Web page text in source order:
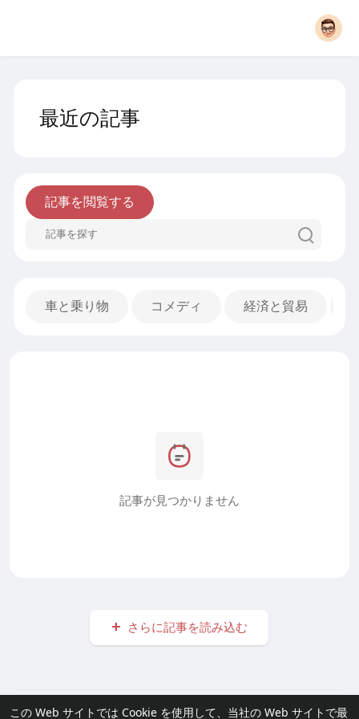
この Web サイトでは Cookie を使用して、当社の Web サイトで最
最近の記事
記事を閲覧する
車と乗り物 コメディ 経済と貿易
記事が見つかりません
さらに記事を読み込む
© 2026 furisode Link